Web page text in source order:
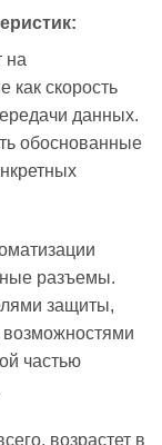
на
как скорость
данных.
обоснованные
разъемы.
защиты,
возможностями
частью
возрастет в